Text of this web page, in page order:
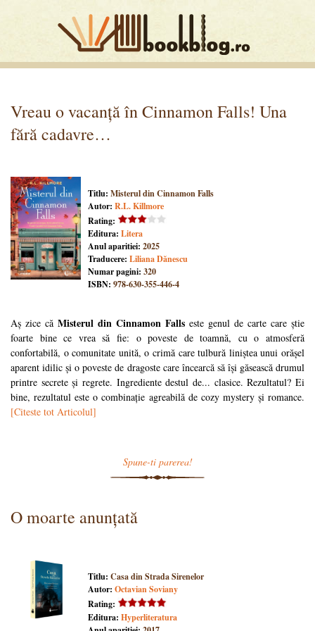
Vreau o vacanță în Cinnamon Falls! Una
fără cadavre…
Titlu: Misterul din Cinnamon Falls
Autor: R.L. Killmore
Rating:
Editura: Litera
Anul aparitiei: 2025
Traducere: Liliana Dănescu
Numar pagini: 320
ISBN: 978-630-355-446-4
Aș zice că Misterul din Cinnamon Falls este genul de carte care știe
foarte bine ce vrea să fie: o poveste de toamnă, cu o atmosferă
confortabilă, o comunitate unită, o crimă care tulbură liniștea unui orășel
aparent idilic și o poveste de dragoste care încearcă să își găsească drumul
printre secrete și regrete. Ingrediente destul de... clasice. Rezultatul? Ei
bine, rezultatul este o combinație agreabilă de cozy mystery și romance.
[Citeste tot Articolul]
Spune-ti parerea!
O moarte anunțată
Titlu: Casa din Strada Sirenelor
Autor: Octavian Soviany
Rating:
Editura: Hyperliteratura